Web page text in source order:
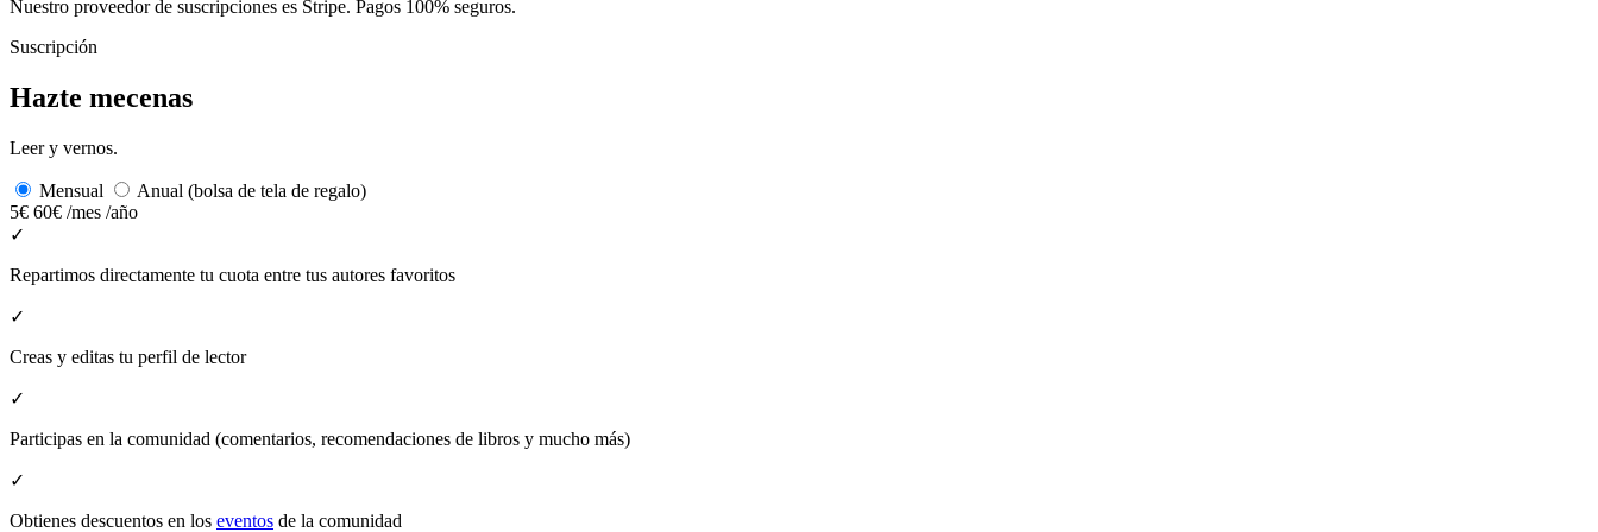
Nuestro proveedor de suscripciones es Stripe. Pagos 100% seguros.
Suscripción
Hazte mecenas
Leer y vernos.
Mensual
Anual (bolsa de tela de regalo)
5€ 60€ /mes /año
✓
Repartimos directamente tu cuota entre tus autores favoritos
✓
Creas y editas tu perfil de lector
✓
Participas en la comunidad (comentarios, recomendaciones de libros y mucho más)
✓
Obtienes descuentos en los eventos de la comunidad